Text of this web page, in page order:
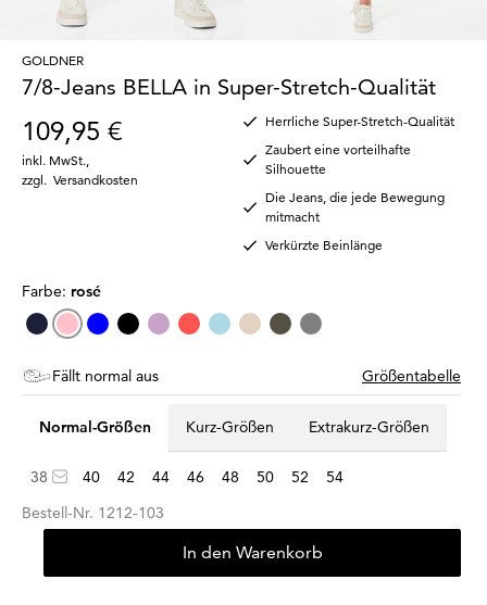
GOLDNER
7/8-Jeans BELLA in Super-Stretch-Qualität
109,95 €
inkl. MwSt.
zzgl. Versandkosten
Herrliche Super-Stretch-Qualität
Zaubert eine vorteilhafte
Silhouette
Die Jeans, die jede Bewegung
mitmacht
Verkürzte Beinlänge
Farbe: rosé
Fällt normal aus Größentabelle
Normal-Größen Kurz-Größen Extrakurz-Größen
38 40 42 44 46 48 50 52
54
Bestell-Nr. 1212-103
In den Warenkorb